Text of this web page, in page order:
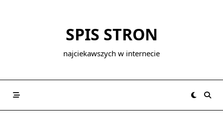
SPIS STRON
najciekawszych w internecie